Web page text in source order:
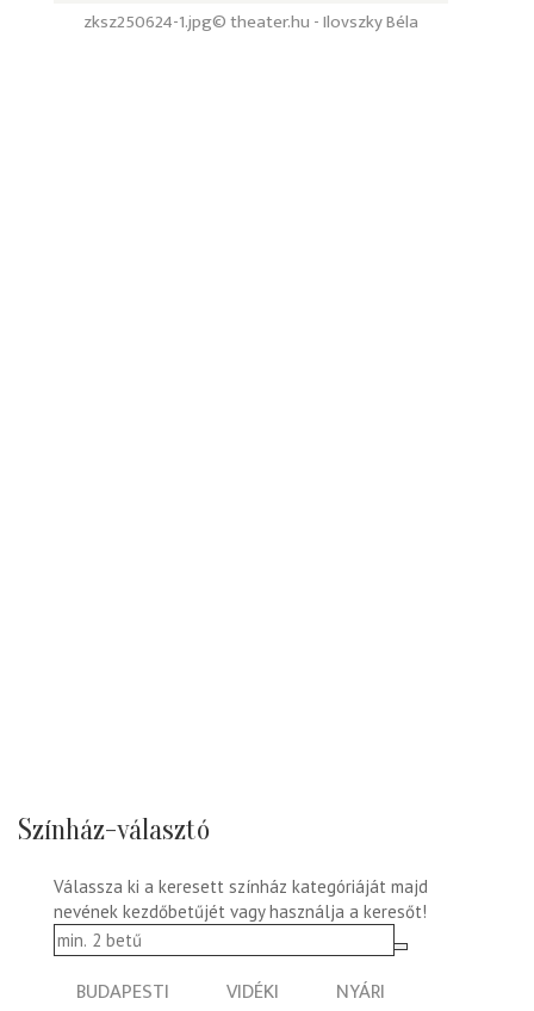
© theater.hu - Ilovszky Béla
zksz250624-1.jpg
Színház-választó
Válassza ki a keresett színház kategóriáját majd
nevének kezdőbetűjét vagy használja a keresőt!
BUDAPESTI VIDÉKI
NYÁRI